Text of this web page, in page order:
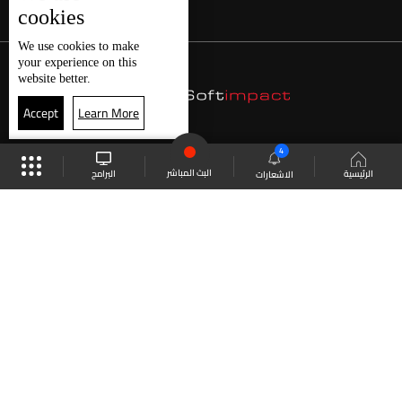
الرئيسية الاشعارات
4
البث المباشر البرامج
cookies
We use cookies to make
your experience on this
website better.
Accept Learn More
موقع البرامج الجدول البث المباشر